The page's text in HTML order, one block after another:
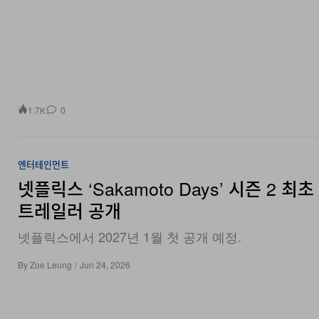
넷플릭스 ‘Sakamoto Days’ 시즌 2 최
트레일러 공개
넷플릭스에서 2027년 1월 첫 공개 예정.
ByZoe Leung / Jun 24, 2026